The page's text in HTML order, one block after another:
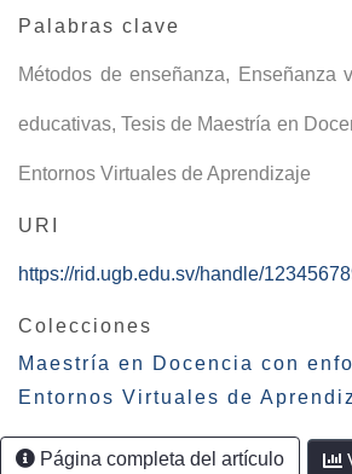
Palabras clave
Métodos de enseñanza, Enseñanza
educativas, Tesis de Maestría en
Entornos Virtuales de Aprendizaje
URI
https://rid.ugb.edu.sv/handle/
Colecciones
Maestría en Docencia con
Entornos Virtuales de
Página completa del artículo